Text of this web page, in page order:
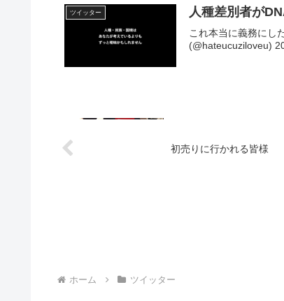
ツイッター 人種差別者が
これ本当に義務にし
(@hateucuziloveu)
初売りに行かれる皆様
ホーム ツイッター